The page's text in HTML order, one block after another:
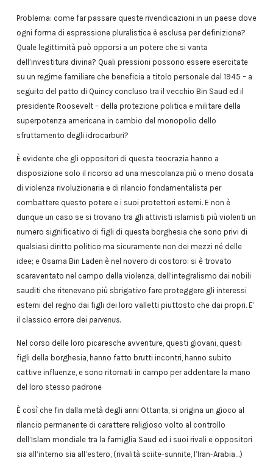
Problema: come far passare queste rivendicazioni in un paese dove
ogni forma di espressione pluralistica è esclusa per definizione?
Quale legittimità può opporsi a un potere che si vanta
dell’investitura divina? Quali pressioni possono essere esercitate
su un regime familiare che beneficia a titolo personale dal 1945 – a
seguito del patto di Quincy concluso tra il vecchio Bin Saud ed il
presidente Roosevelt – della protezione politica e militare della
superpotenza americana in cambio del monopolio dello
sfruttamento degli idrocarburi?
È evidente che gli oppositori di questa teocrazia hanno a
disposizione solo il ricorso ad una mescolanza più o meno dosata
di violenza rivoluzionaria e di rilancio fondamentalista per
combattere questo potere e i suoi protettori esterni. E non è
dunque un caso se si trovano tra gli attivisti islamisti più violenti un
numero significativo di figli di questa borghesia che sono privi di
qualsiasi diritto politico ma sicuramente non dei mezzi né delle
idee; e Osama Bin Laden è nel novero di costoro: si è trovato
scaraventato nel campo della violenza, dell’integralismo dai nobili
sauditi che ritenevano più sbrigativo fare proteggere gli interessi
esterni del regno dai figli dei loro valletti piuttosto che dai propri. E’
il classico errore dei parvenus.
Nel corso delle loro picaresche avventure, questi giovani, questi
figli della borghesia, hanno fatto brutti incontri, hanno subito
cattive influenze, e sono ritornati in campo per addentare la mano
del loro stesso padrone
È così che fin dalla metà degli anni Ottanta, si origina un gioco al
rilancio permanente di carattere religioso volto al controllo
dell’Islam mondiale tra la famiglia Saud ed i suoi rivali e oppositori
sia all’interno sia all’estero, (rivalità sciite-sunnite, l’Iran-Arabia…)